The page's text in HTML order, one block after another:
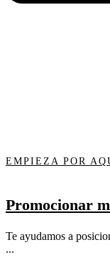
EMPIEZA POR
Promocionar
Te ayudamos a
...